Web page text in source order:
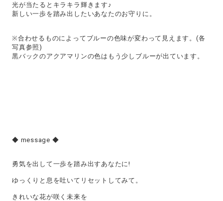
光が当たるとキラキラ輝きます♪
新しい一歩を踏み出したいあなたのお守りに。
※合わせるものによってブルーの色味が変わって見えます。(各
写真参照)
黒バックのアクアマリンの色はもう少しブルーが出ています。
◆ message ◆
勇気を出して一歩を踏み出すあなたに!
ゆっくりと息を吐いてリセットしてみて。
きれいな花が咲く未来を